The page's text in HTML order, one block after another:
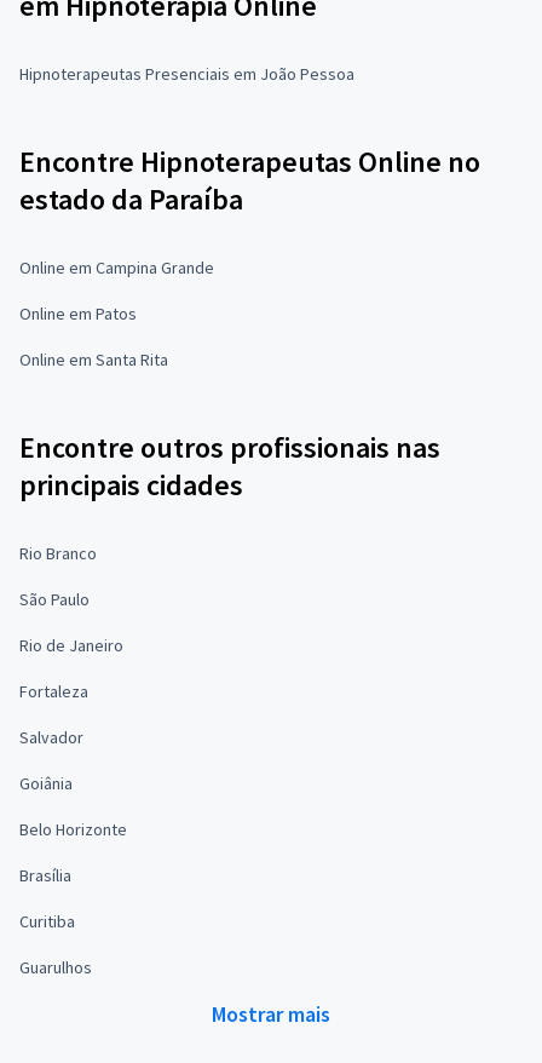
Hipnoterapeutas Presenciais em João Pessoa
Encontre Hipnoterapeutas Online no
estado da Paraíba
Online em Campina Grande
Online em Patos
Online em Santa Rita
Encontre outros profissionais nas
principais cidades
Rio Branco
São Paulo
Rio de Janeiro
Fortaleza
Salvador
Goiânia
Belo Horizonte
Brasília
Curitiba
Guarulhos
Mostrar mais